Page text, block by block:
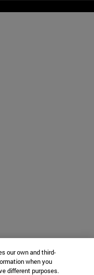
our own and third-
when you
different purposes.